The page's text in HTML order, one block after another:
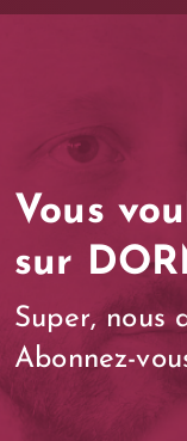
Vous
sur
Super, nous
Abonnez-